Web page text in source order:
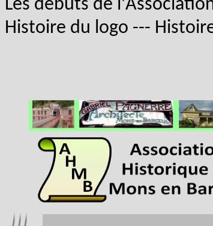
Les débuts de
Histoire du logo ---